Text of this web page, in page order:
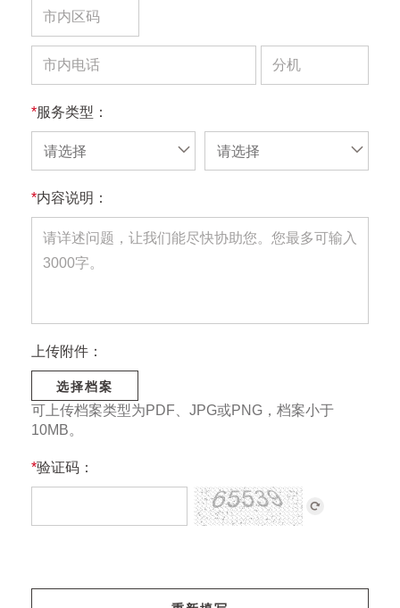
*服务类型：
请选择 请选择
*内容说明：
上传附件：
选择档案
可上传档案类型为PDF、JPG或PNG，档案小于
10MB。
*验证码：